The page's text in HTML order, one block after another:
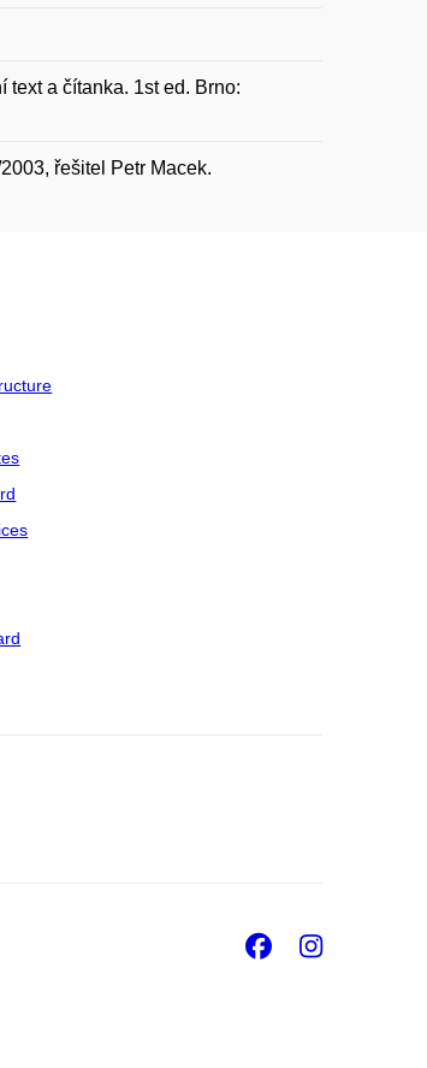
a čítanka. 1st ed. Brno:
řešitel Petr Macek.
Facebook